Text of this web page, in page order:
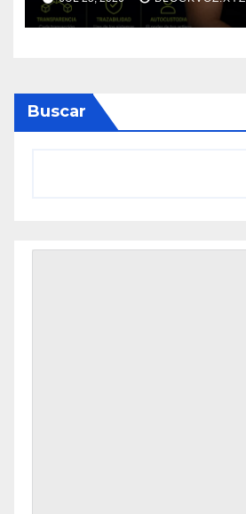
Buscar